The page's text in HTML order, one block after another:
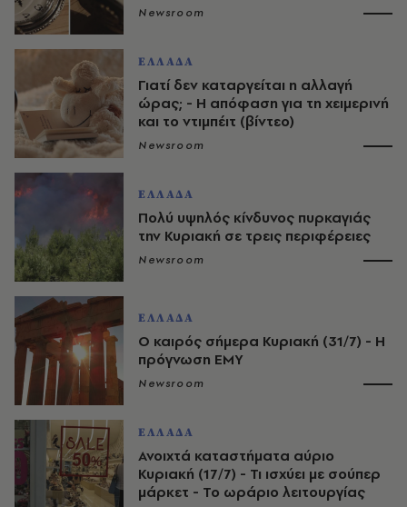
Newsroom
ΕΛΛΑΔΑ
Γιατί δεν καταργείται η αλλαγή
ώρας; - Η απόφαση για τη χειμερινή
και το ντιμπέιτ (βίντεο)
Newsroom
ΕΛΛΑΔΑ
Πολύ υψηλός κίνδυνος πυρκαγιάς
την Κυριακή σε τρεις περιφέρειες
Newsroom
ΕΛΛΑΔΑ
Ο καιρός σήμερα Κυριακή (31/7) - Η
πρόγνωση ΕΜΥ
Newsroom
ΕΛΛΑΔΑ
Ανοιχτά καταστήματα αύριο
Κυριακή (17/7) - Τι ισχύει με σούπερ
μάρκετ - Το ωράριο λειτουργίας